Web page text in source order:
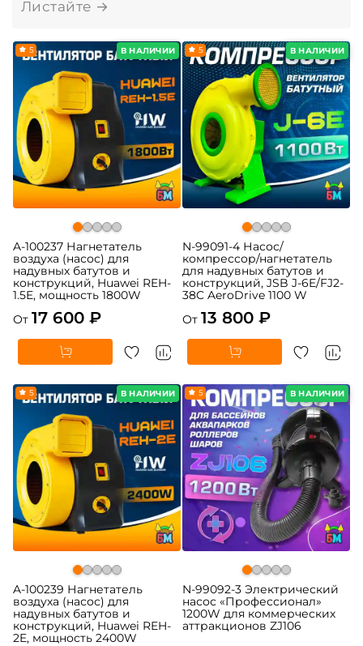
В НАЛИЧИИ
5
A-100237 Нагнетатель
воздуха (насос) для
надувных батутов и
конструкций, Huawei REH-
1.5E, мощность 1800W
От 17 600 ₽
В НАЛИЧИИ
5
N-99091-4 Насос/
компрессор/нагнетатель
для надувных батутов и
конструкций, JSB J-6E/FJ2-
38C AeroDrive 1100 W
От 13 800 ₽
В НАЛИЧИИ
5
A-100239 Нагнетатель
воздуха (насос) для
надувных батутов и
конструкций, Huawei REH-
2E, мощность 2400W
В НАЛИЧИИ
5
N-99092-3 Электрический
насос «Профессионал»
1200W для коммерческих
аттракционов ZJ106